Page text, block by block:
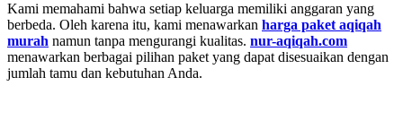
Kami memahami bahwa setiap keluarga memiliki anggaran yang
berbeda. Oleh karena itu, kami menawarkan harga paket aqiqah
murah namun tanpa mengurangi kualitas. nur-aqiqah.com
menawarkan berbagai pilihan paket yang dapat disesuaikan dengan
jumlah tamu dan kebutuhan Anda.